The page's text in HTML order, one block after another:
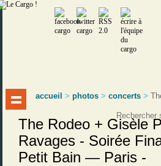
accueil >photos >concerts >
The Rodeo + Gisèle
Ravages - Soirée
Petit Bain — Paris -